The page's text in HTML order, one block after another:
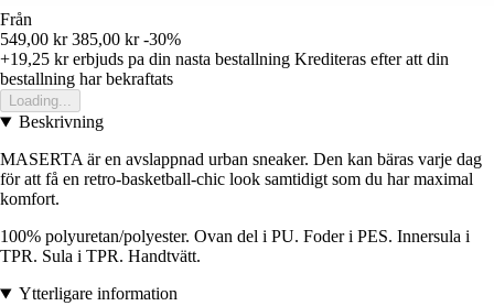
Från
549,00 kr 385,00 kr -30%
+19,25 krerbjuds pa din nasta bestallning Krediteras efter att din
bestallning har bekraftats
Loading...
Beskrivning
MASERTA är en avslappnad urban sneaker. Den kan bäras varje dag
för att få en retro-basketball-chic look samtidigt som du har maximal
komfort.
100% polyuretan/polyester. Ovan del i PU. Foder i PES. Innersula i
TPR. Sula i TPR. Handtvätt.
Ytterligare information